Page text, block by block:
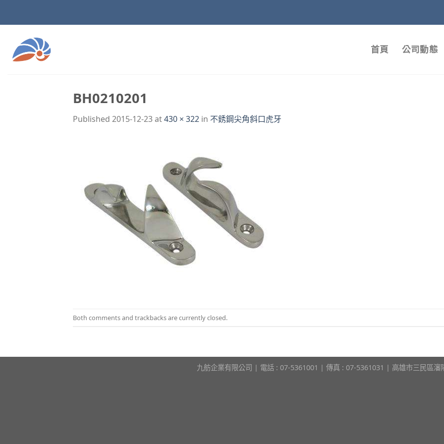
首頁 公司動態
BH0210201
Published 2015-12-23at430 × 322 in 不銹鋼尖角斜口虎牙
Both comments and trackbacks are currently closed.
九舫企業有限公司 | 電話 : 07-5361001 | 傳真 : 07-5361031 | 高雄市三民區瀋